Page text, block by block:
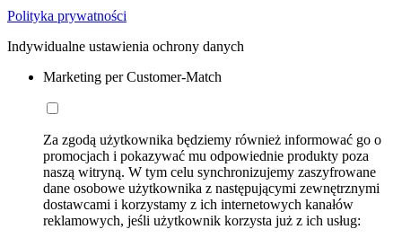
Polityka prywatności
Indywidualne ustawienia ochrony danych
Marketing per Customer-Match
Za zgodą użytkownika będziemy również informować go o
promocjach i pokazywać mu odpowiednie produkty poza
naszą witryną. W tym celu synchronizujemy zaszyfrowane
dane osobowe użytkownika z następującymi zewnętrznymi
dostawcami i korzystamy z ich internetowych kanałów
reklamowych, jeśli użytkownik korzysta już z ich usług: